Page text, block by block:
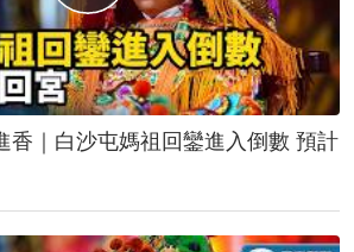
香｜白沙屯媽祖回鑾進入倒數 預計